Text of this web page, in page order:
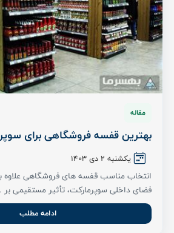
مقاله
بهترین قفسه فروشگاهی برای
یکشنبه 2 دی ۱۴۰۳
انتخاب مناسب قفسه های فروشگاهی علاوه
فضای داخلی سوپرمارکت، تأثیر مستقیمی بر ...
ادامه مطلب